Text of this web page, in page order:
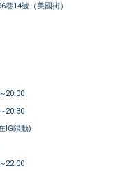
巷14號（美國街）
IG限動)